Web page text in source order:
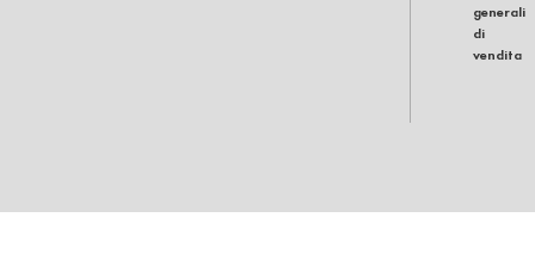
generali
di
vendita